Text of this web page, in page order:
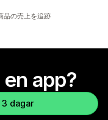
品の売上を追跡
app?
dagar